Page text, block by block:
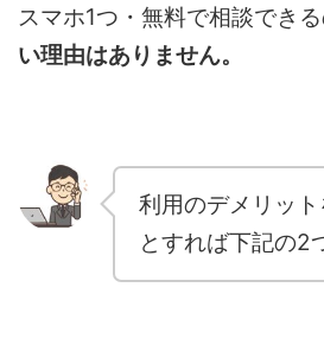
スマホ1つ・無料で相談できる
い理由はありません。
利用のデメリッ
とすれば下記の2